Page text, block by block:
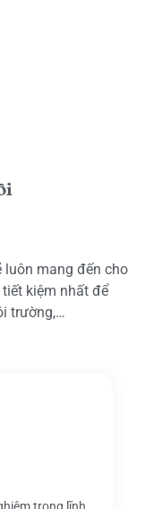
luôn mang đến cho
kiệm nhất để
trường,…